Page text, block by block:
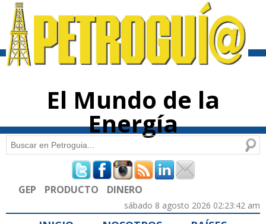
contenido
El Mundo de la
Energía
Formulario de búsqueda
Buscar
GEP PRODUCTO DINERO
sábado 8 agosto 2026 02:23:42 am